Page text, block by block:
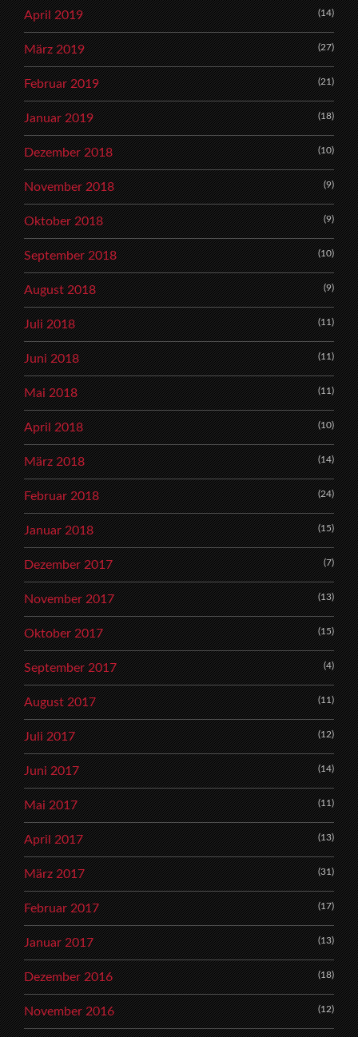
April 2019 (14)
März 2019 (27)
Februar 2019 (21)
Januar 2019 (18)
Dezember 2018 (10)
November 2018 (9)
Oktober 2018 (9)
September 2018 (10)
August 2018 (9)
Juli 2018 (11)
Juni 2018 (11)
Mai 2018 (11)
April 2018 (10)
März 2018 (14)
Februar 2018 (24)
Januar 2018 (15)
Dezember 2017 (7)
November 2017 (13)
Oktober 2017 (15)
September 2017 (4)
August 2017 (11)
Juli 2017 (12)
Juni 2017 (14)
Mai 2017 (11)
April 2017 (13)
März 2017 (31)
Februar 2017 (17)
Januar 2017 (13)
Dezember 2016 (18)
November 2016 (12)